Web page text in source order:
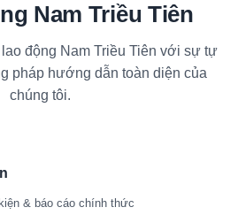
Nam Triều Tiên
động Nam Triều Tiên với sự tự
pháp hướng dẫn toàn diện của
chúng tôi.
& báo cáo chính thức